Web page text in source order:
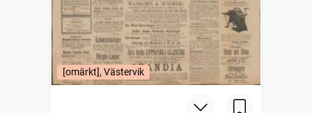
[omärkt], Västervik